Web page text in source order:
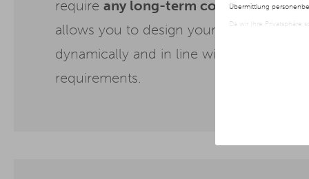
Übermittlung
Da wir Ihre Privatsphäre
jederzeit später
require any long-term contractual
allows you to design your advertising
dynamically and in line with current
requirements.